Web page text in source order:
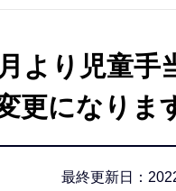
より児童手
更になりま
最終更新日：